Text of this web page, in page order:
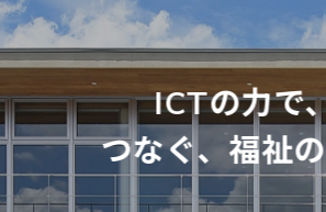
事業・サービスについて一覧
福祉向けソフトウェア
コンピュータ・OA機器販売
外国人の人材紹介
取り扱い商品
ニュース
イベント
ICTの力で
つなぐ、福祉